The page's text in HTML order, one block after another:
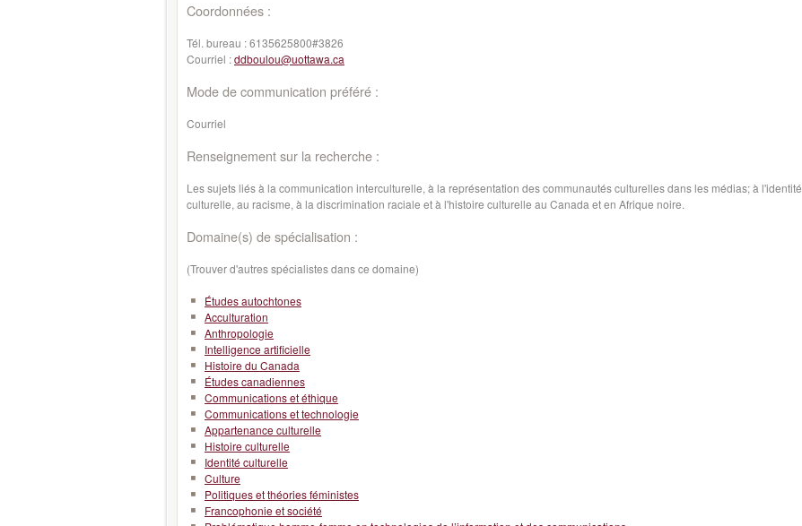
Coordonnées :
Tél. bureau :6135625800#3826
Courriel :ddboulou@uottawa.ca
Mode de communication préféré :
Courriel
Renseignement sur la recherche :
Les sujets liés à la communication interculturelle, à la représentation des communautés culturelles dans les médias; à l'identité
culturelle, au racisme, à la discrimination raciale et à l'histoire culturelle au Canada et en Afrique noire.
Domaine(s) de spécialisation :
(Trouver d'autres spécialistes dans ce domaine)
Études autochtones
Acculturation
Anthropologie
Intelligence artificielle
Histoire du Canada
Études canadiennes
Communications et éthique
Communications et technologie
Appartenance culturelle
Histoire culturelle
Identité culturelle
Culture
Politiques et théories féministes
Francophonie et société